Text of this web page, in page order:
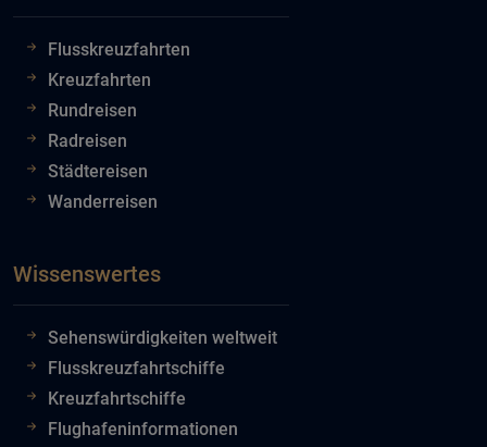
Flusskreuzfahrten
Kreuzfahrten
Rundreisen
Radreisen
Städtereisen
Wanderreisen
Wissenswertes
Sehenswürdigkeiten weltweit
Flusskreuzfahrtschiffe
Kreuzfahrtschiffe
Flughafeninformationen